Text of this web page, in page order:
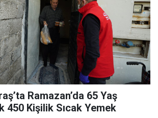
65 Yaş
450 Kişilik Sıcak Yemek